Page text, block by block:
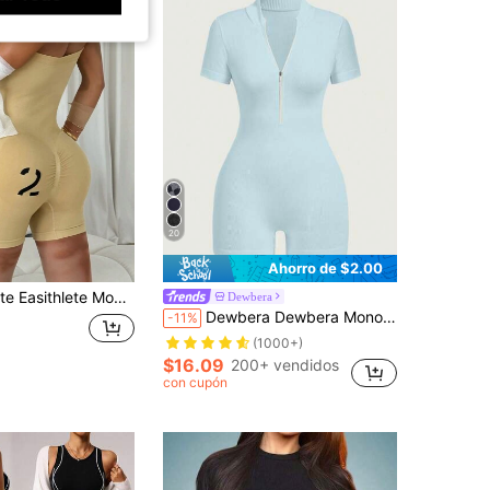
para mujer, estilizante, informal, de moda, apto para uso diario
20
Ahorro de $2.00
Dewbera
-11% Dewbera Dewbera Mono deportivo de manga corta ajustado de unicolor
(1000+)
$16.09 200+ vendidos
con cupón